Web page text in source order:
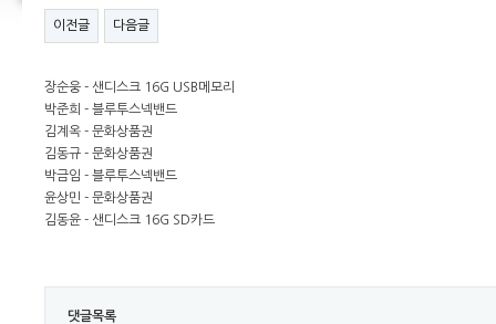
이전글 다음글
장순웅 - 샌디스크 16G USB메모리
박준희 - 블루투스넥밴드
김계옥 - 문화상품권
김동규 - 문화상품권
박금임 - 블루투스넥밴드
윤상민 - 문화상품권
김동윤 - 샌디스크 16G SD카드
댓글목록